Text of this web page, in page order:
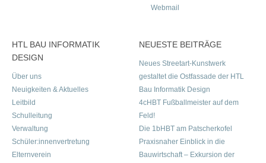
Webmail
HTL BAU INFORMATIK
DESIGN
Über uns
Neuigkeiten & Aktuelles
Leitbild
Schulleitung
Verwaltung
Schüler:innenvertretung
Elternverein
NEUESTE BEITRÄGE
Neues Streetart-Kunstwerk
gestaltet die Ostfassade der HTL
Bau Informatik Design
4cHBT Fußballmeister auf dem
Feld!
Die 1bHBT am Patscherkofel
Praxisnaher Einblick in die
Bauwirtschaft – Exkursion der